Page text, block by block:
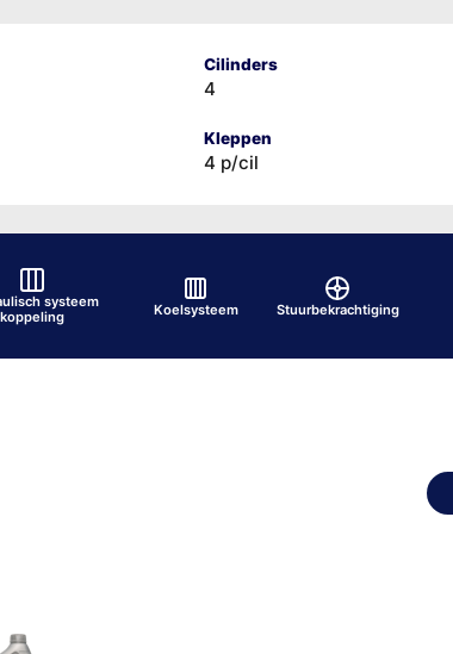
Cilinders
4
Kleppen
4 p/cil
systeem
koppeling
Koelsysteem Stuurbekrachtiging